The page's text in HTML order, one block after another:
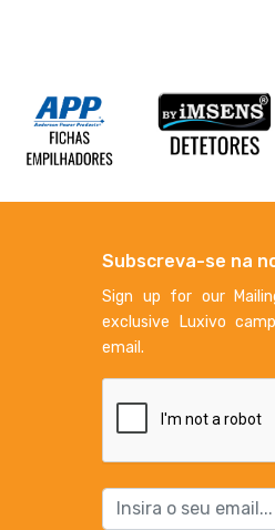
Subscreva-se na
Sign up for our
exclusive Luxivo
email.